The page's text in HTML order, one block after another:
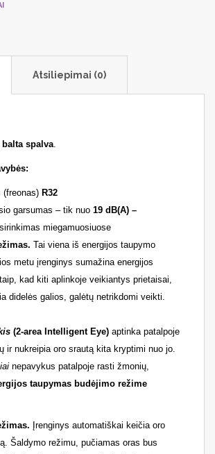
Atsiliepimai (0)
spalva.
(freonas) R32
garsumas – tik nuo 19 dB(A) –
miegamuosiuose
žimas. Tai viena iš energijos taupymo
metu įrenginys sumažina energijos
kad kiti aplinkoje veikiantys prietaisai,
didelės galios, galėtų netrikdomi veikti.
(2-area Intelligent Eye) aptinka patalpoje
ir nukreipia oro srautą kita kryptimi nuo jo.
nepavykus patalpoje rasti žmonių,
taupymas budėjimo režime
Įrenginys automatiškai keičia oro
Šaldymo režimu, pučiamas oras bus